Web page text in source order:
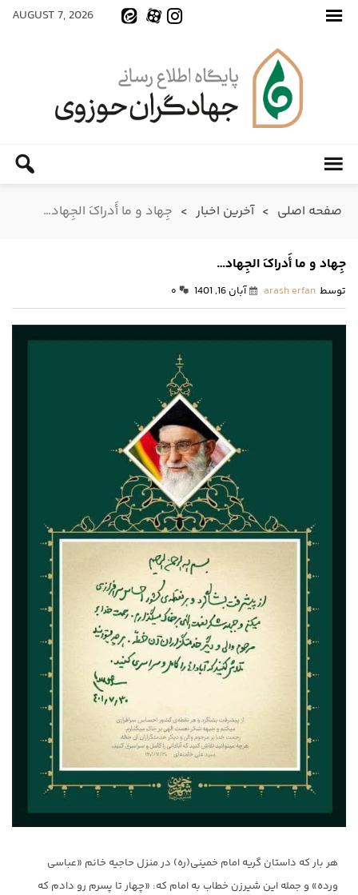
AUGUST 7, 2026
صفحه اصلی > آخرین اخبار > جِهاد و ما أَدراکَ الجِهاد…
جِهاد و ما أَدراکَ الجِهاد…
توسط arash erfan آبان 16, 1401 ۰
هر بار که داستان گریه امام خمینی(ره) در منزل حاجیه خانم «عباسی
ورده» و جمله این شیرزن خطاب به امام که: «چهار تا پسرم رو دادم که